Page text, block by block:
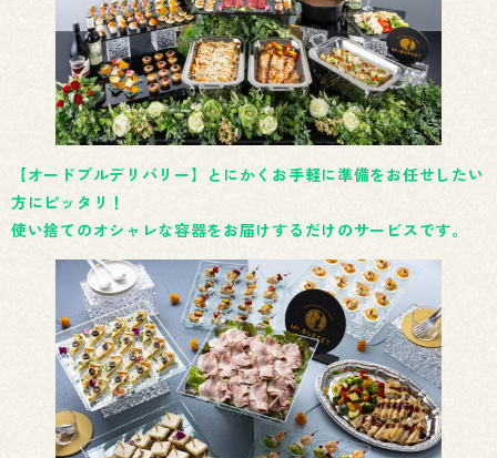
【オードブルデリバリー】とにかくお手軽に準備をお任せしたい
方にピッタリ！
使い捨てのオシャレな容器をお届けするだけのサービスです。